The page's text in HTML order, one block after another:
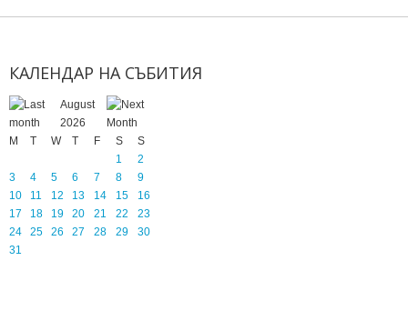
КАЛЕНДАР НА СЪБИТИЯ
August
2026
M
T W T F S
S
1
2
3
4 5 6 7 8
9
10
11 12 13 14 15
16
17
18 19 20 21 22
23
24
25 26 27 28 29
30
31